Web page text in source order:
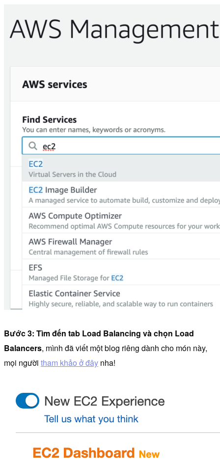
Bước 3: Tìm đến tab Load Balancing và chọn Load
Balancers, mình đã viết một blog riêng dành cho món này,
mọi người tham khảo ở đây nha!